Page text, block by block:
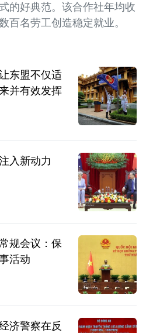
的好典范。该合作社年均收
百名劳工创造稳定就业。
东盟不仅适
并有效发挥
入新动力
规会议：保
活动
济警察在反